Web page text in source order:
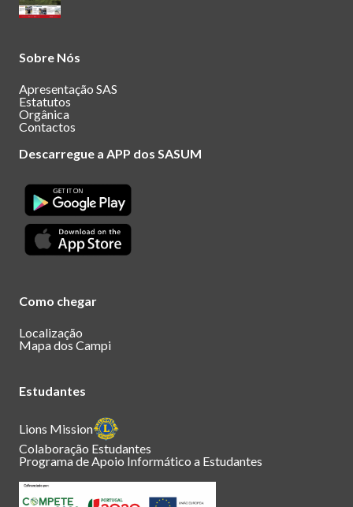
Sobre Nós
Apresentação SAS
Estatutos
Orgânica
Contactos
Descarregue a APP dos SASUM
Como chegar
Localização
Mapa dos Campi
Estudantes
Lions Mission
Colaboração Estudantes
Programa de Apoio Informático a Estudantes